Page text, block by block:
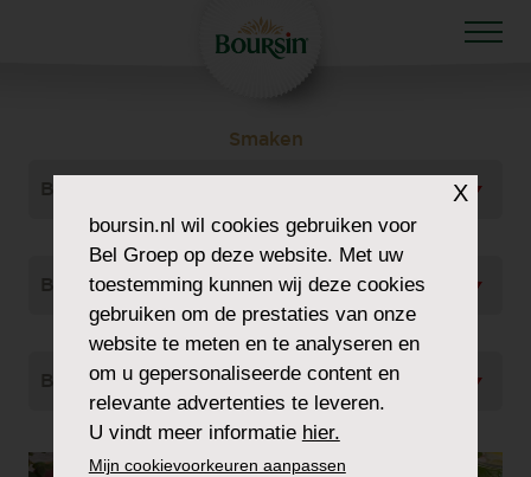
Smaken
Bekijk Alles
Gerecht Type
Bekijk Alles
Soort
Bekijk Alles
X
boursin.nl wil cookies gebruiken voor
Bel Groep op deze website. Met uw
toestemming kunnen wij deze cookies
gebruiken om de prestaties van onze
website te meten en te analyseren en
om u gepersonaliseerde content en
relevante advertenties te leveren.
U vindt meer informatie hier.
Mijn cookievoorkeuren aanpassen